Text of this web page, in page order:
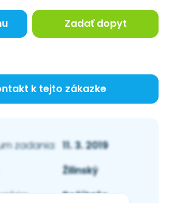
Zadať dopyt
k tejto zákazke
zadania: 11. 3. 2019
Žilinský
Počítače